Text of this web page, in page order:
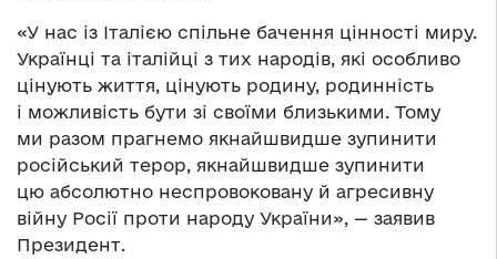
«У нас із Італією спільне бачення цінності миру.
Українці та італійці з тих народів, які особливо
цінують життя, цінують родину, родинність
і можливість бути зі своїми близькими. Тому
ми разом прагнемо якнайшвидше зупинити
російський терор, якнайшвидше зупинити
цю абсолютно неспровоковану й агресивну
війну Росії проти народу України», — заявив
Президент.